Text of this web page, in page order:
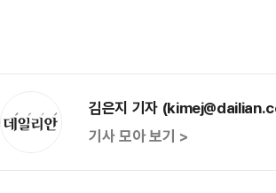
김은지 기자
기사 모아 보기 >